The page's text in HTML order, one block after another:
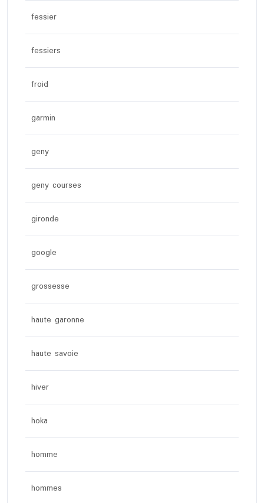
fessier
fessiers
froid
garmin
geny
geny courses
gironde
google
grossesse
haute garonne
haute savoie
hiver
hoka
homme
hommes